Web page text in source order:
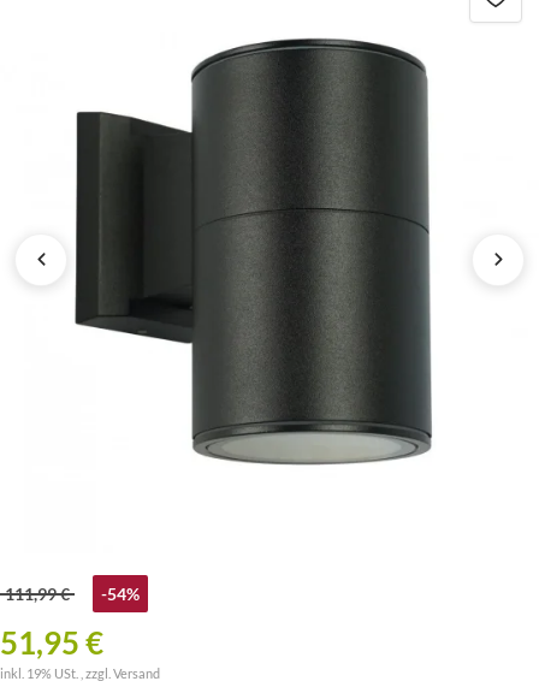
111,99 € -54%
51,95 €
inkl. 19% USt. , zzgl. Versand